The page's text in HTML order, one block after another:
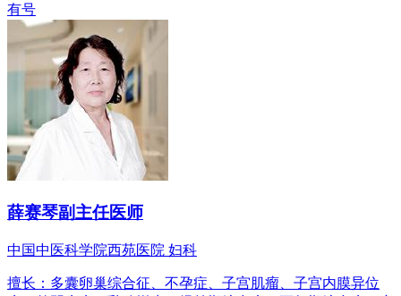
有号
薛赛琴副主任医师
中国中医科学院西苑医院 妇科
擅长：多囊卵巢综合征、不孕症、子宫肌瘤、子宫内膜异位